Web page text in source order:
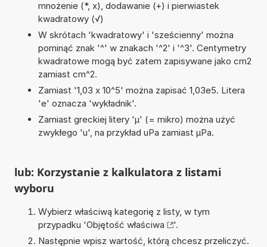
mnożenie (*, x), dodawanie (+) i pierwiastek
kwadratowy (√)
W skrótach 'kwadratowy' i 'sześcienny' można
pominąć znak '^' w znakach '^2' i '^3'. Centymetry
kwadratowe mogą być zatem zapisywane jako cm2
zamiast cm^2.
Zamiast '1,03 x 10^5' można zapisać 1,03e5. Litera
'e' oznacza 'wykładnik'.
Zamiast greckiej litery 'µ' (= mikro) można użyć
zwykłego 'u', na przykład uPa zamiast µPa.
lub: Korzystanie z kalkulatora z listami
wyboru
Wybierz właściwą kategorię z listy, w tym
przypadku 'Objętość właściwa
'.
Następnie wpisz wartość, którą chcesz przeliczyć.